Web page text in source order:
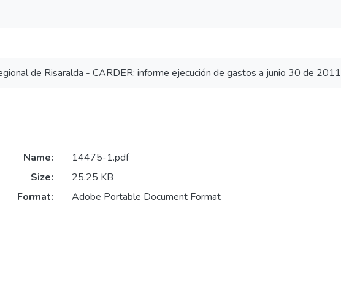
de Risaralda - CARDER: informe ejecución de gastos a junio 30 de 2011
Name:
14475-1.pdf
Size:
25.25 KB
Format:
Adobe Portable Document Format